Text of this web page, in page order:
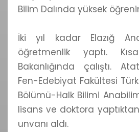
Bilim Dalında yüksek
İki yıl kadar Elazığ
öğretmenlik yaptı.
Bakanlığında çalıştı.
Fen-Edebiyat Fakültesi
Bölümü-Halk Bilimi
lisans ve doktora
unvanı aldı.